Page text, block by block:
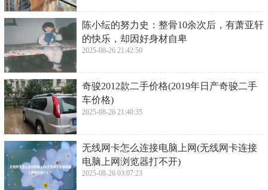
​陈小纭的努力史：整骨10余次后，有萧亚轩
的快乐，却因好身材自卑
2025-08-26 21:42:50
​奇骏2012款二手价格(2019年日产奇骏二手
车价格)
2025-08-26 21:40:35
​无线网卡怎么连接电脑上网(无线网卡连接
电脑上网浏览器打不开)
2025-08-26 03:07:23